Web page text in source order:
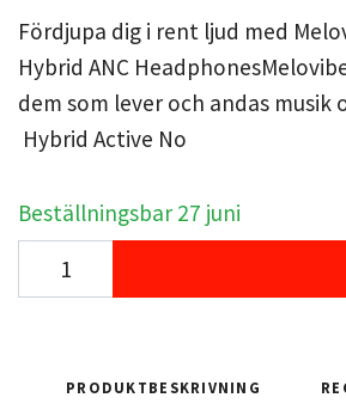
Fördjupa dig i rent ljud med
Hybrid ANC
dem som lever och andas musik
Hybrid Active No
Beställningsbar 27 juni
PRODUKTBESKRIVNING